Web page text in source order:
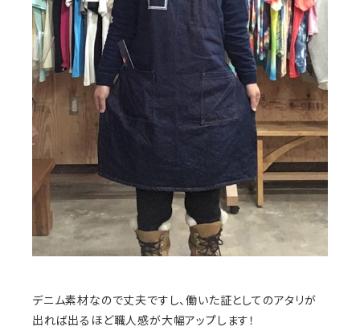
デニム素材なので丈夫ですし、働いた証としてのアタリが
出れば出るほど職人感が大幅アップします！